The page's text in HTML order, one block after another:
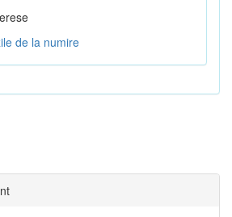
de la numire